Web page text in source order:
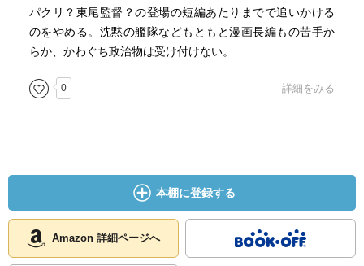
パクリ？東尾監督？の登場の短編あたりまでで追いかける
のをやめる。沈黙の艦隊などもともと漫画長編もの苦手か
らか、かわぐち政治物は受け付けない。
0 詳細をみる
本棚に登録する
Amazon 詳細ページへ